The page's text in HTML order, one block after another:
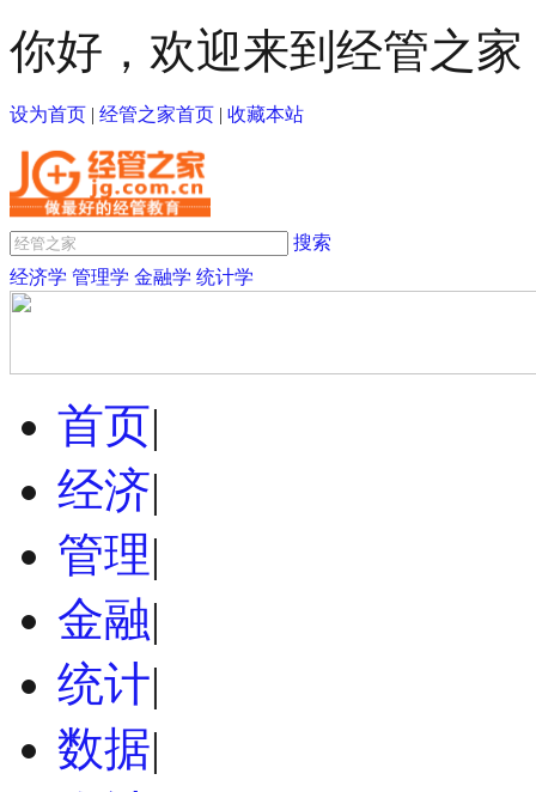
你好，欢迎来到经管之家
设为首页 | 经管之家首页 | 收藏本站
搜索
经济学 管理学 金融学 统计学
首页|
经济|
管理|
金融|
统计|
数据|